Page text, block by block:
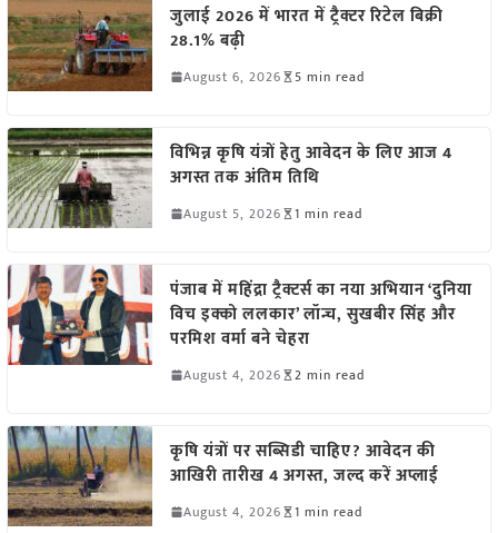
जुलाई 2026 में भारत में ट्रैक्टर रिटेल बिक्री
28.1% बढ़ी
August 6, 2026 5 min read
विभिन्न कृषि यंत्रों हेतु आवेदन के लिए आज 4
अगस्त तक अंतिम तिथि
August 5, 2026 1 min read
पंजाब में महिंद्रा ट्रैक्टर्स का नया अभियान ‘दुनिया
विच इक्को ललकार’ लॉन्च, सुखबीर सिंह और
परमिश वर्मा बने चेहरा
August 4, 2026 2 min read
कृषि यंत्रों पर सब्सिडी चाहिए? आवेदन की
आखिरी तारीख 4 अगस्त, जल्द करें अप्लाई
August 4, 2026 1 min read